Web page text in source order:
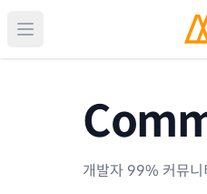
개발자 99% 커뮤니